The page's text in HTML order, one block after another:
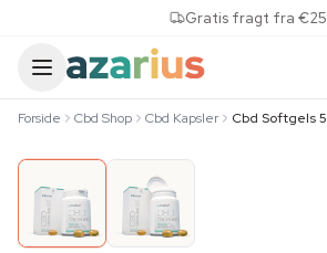
Gratis fragt fra €25
Forside Cbd Shop Cbd Kapsler Cbd Softgels 5